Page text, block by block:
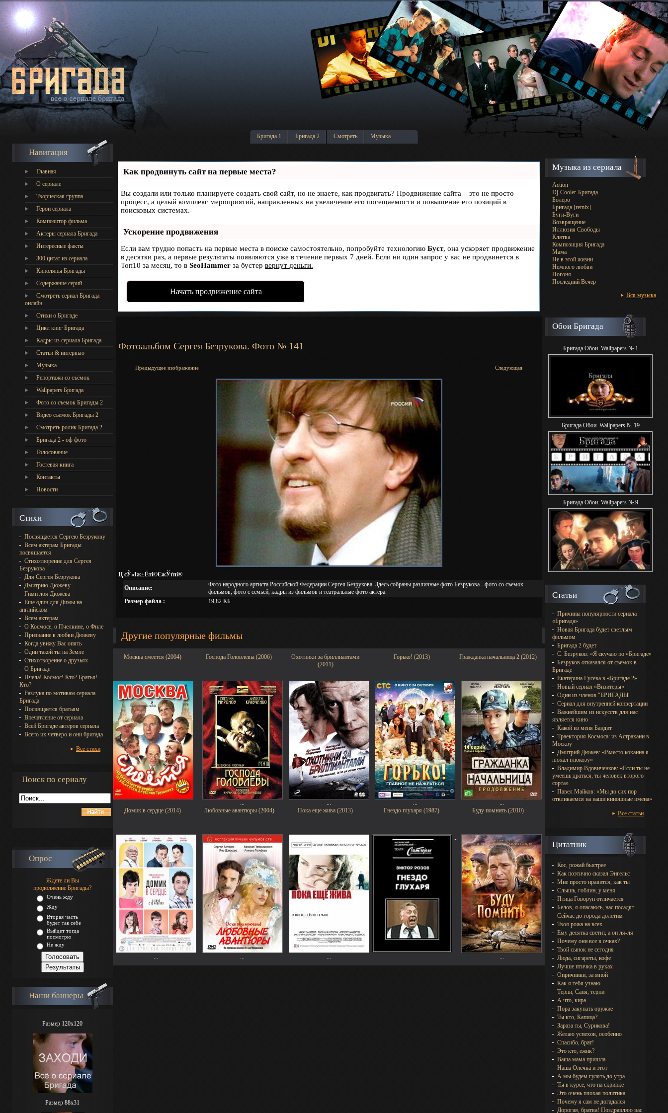
Бригада 1 Бригада 2 Смотреть Музыка
Навигация
Главная
О сериале
Творческая группа
Герои сериала
Композитор фильма
Актеры сериала Бригада
Интересные факты
300 цитат из сериала
Киноляпы Бригады
Содержание серий
Смотреть сериал Бригада
онлайн
Стихи о Бригаде
Цикл книг Бригада
Кадры из сериала Бригада
Статьи & интервью
Музыка
Репортажи со съёмок
Wallpapers Бригада
Фото со съемок Бригады 2
Видео съемок Бригады 2
Cмотреть ролик Бригада 2
Бригада 2 - оф фото
Голосование
Гостевая книга
Контакты
Новости
Стихи
Посвящается Сергею Безрукову
Всем актерам Бригады
посвящается
Стихотворение для Сергея
Безрукова
Для Сергея Безрукова
Дмитрию Дюжеву
Гимн лоя Дюжева
Еще один для Димы на
английском
Всем актерам
О Космосе, о Пчелкине, о Филе
Признание в любви Дюжеву
Когда увижу Вас опять
Один такой ты на Земле
Стихотворение о друзьях
О Бригаде
Пчела! Космос! Кто? Братья!
Кто?
Разлука по мотивам сериала
Бригада
Посвящается братьям
Впечатление от сериала
Всей Бригаде актеров сериала
Всего их четверо и они бригада
Все стихи
Поиск по сериалу
Опрос
Ждете ли Вы
продолжение Бригады?
Очень жду
Жду
Вторая часть
будет так себе
Выйдет тогда
посмотрю
Не жду
Наши баннеры
Размер 120x120
Размер 88х31
Как продвинуть сайт на первые места?
Вы создали или только планируете создать свой сайт, но не знаете, как продвигать? Продвижение сайта – это не просто
процесс, а целый комплекс мероприятий, направленных на увеличение его посещаемости и повышение его позиций в
поисковых системах.
Ускорение продвижения
Если вам трудно попасть на первые места в поиске самостоятельно, попробуйте технологию Буст, она ускоряет продвижение
в десятки раз, а первые результаты появляются уже в течение первых 7 дней. Если ни один запрос у вас не продвинется в
Топ10 за месяц, то в SeoHammer за бустер вернут деньги.
Начать продвижение сайта
Фотоальбом Сергея Безрукова. Фото № 141
Предыдущее изображение Следующая
Ц сЎ«Іж±Ёті©ЄжЎґпі®
Описание:
Фото народного артиста Российской Федерации Сергея Безрукова. Здесь собраны различные фото Безрукова - фото со съемок
фильмов, фото с семьей, кадры из фильмов и театральные фото актера.
Размер файла :
19,82 КБ
Другие популярные фильмы
Москва смеется (2004) Господа Головлевы (2006)
Охотники за бриллиантами
(2011)
Горько! (2013) Гражданка начальница 2 (2012)
Домик в сердце (2014)
Любовные авантюры (2004) Пока еще жива (2013) Гнездо глухаря (1987) Буду помнить (2010)
Музыка из сериала
Action
Dj-Cooler-Бригада
Болеро
Бригада [remix]
Буги-Вуги
Возвращение
Иллюзия Свободы
Клятва
Композиция Бригада
Мама
Не в этой жизни
Немного любви
Погоня
Последний Вечер
Вся музыка
Обои Бригада
Бригада Обои. Wallpapers № 1
Бригада Обои. Wallpapers № 19
Бригада Обои. Wallpapers № 9
Статьи
Причины популярности сериала
«Бригада»
Новая Бригада будет светлым
фильмом
Бригада 2 будет
С. Безруков: «Я скучаю по «Бригаде»
Безруков отказался от съемок в
Бригаде
Екатерина Гусева в «Бригаде 2»
Новый сериал «Визитеры»
Один из членов "БРИГАДЫ"
Сериал для внутренней конвертации
Важнейшим из искусств для нас
является кино
Какой из меня Бандит
Траектория Космоса: из Астрахани в
Москву
Дмитрий Дюжев: «Вместо кокаина я
нюхал глюкозу»
Владимир Вдовиченков: «Если ты не
умеешь драться, ты человек второго
сорта»
Павел Майков: «Мы до сих пор
откликаемся на наши киношные имена»
Все статьи
Цитатник
Кос, рожай быстрее
Как поэтично сказал Энгельс
Мне просто нравится, как ты
Слышь, гоблин, у меня
Птица Говорун отличается
Белов, я опасаюсь, нас посадят
Сейчас до города долетим
Твоя рожа на всех
Ему десятка светит, а он ля-ля
Почему они все в очках?
Твой сынок не сегодня
Люда, сигареты, кофе
Лучше птичка в руках
Опричники, за мной
Как я тебя узнаю
Терпи, Саня, терпи
А что, кира
Пора закупать оружие
Ты кто, Капица?
Зараза ты, Сурикова!
Желаю успехов, особенно
Спасибо, брат!
Это кто, ежик?
Ваша мама пришла
Наша Олечка и этот
А мы будем гулять до утра
Ты в курсе, что на скрипке
Это очень плохая политика
Почему я сам не догадался
Дорогая, братва! Поздравляю вас